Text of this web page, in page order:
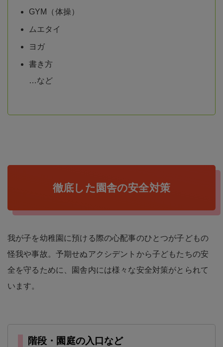
GYM（体操）
ムエタイ
ヨガ
書き方
…など
徹底した園舎の安全対策
我が子を幼稚園に預ける際の心配事のひとつが子どもの
怪我や事故。予期せぬアクシデントから子どもたちの安
全を守るために、園舎内には様々な安全対策がとられて
います。
階段・園庭の入口など